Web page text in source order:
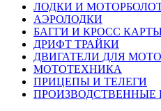
ЛОДКИ И
АЭРОЛОДКИ
БАГГИ И КРОСС
ДРИФТ ТРАЙКИ
ДВИГАТЕЛИ ДЛЯ
МОТОТЕХНИКА
ПРИЦЕПЫ И ТЕЛЕГИ